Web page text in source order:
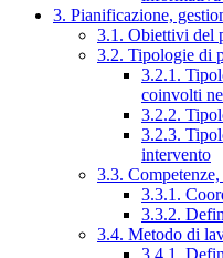
3. Pianificazione,
3.1. Obiettivi del
3.2. Tipologie di
3.2.1.
coinvolti
3.2.2.
3.2.3.
intervento
3.3.
3.3.1.
3.3.2.
3.4. Metodo di
3.4.1.